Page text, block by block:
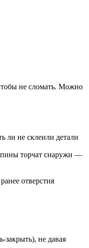
не сломать. Можно
ли не склеили детали
пины торчат снаружи —
отверстия
закрыть), не давая